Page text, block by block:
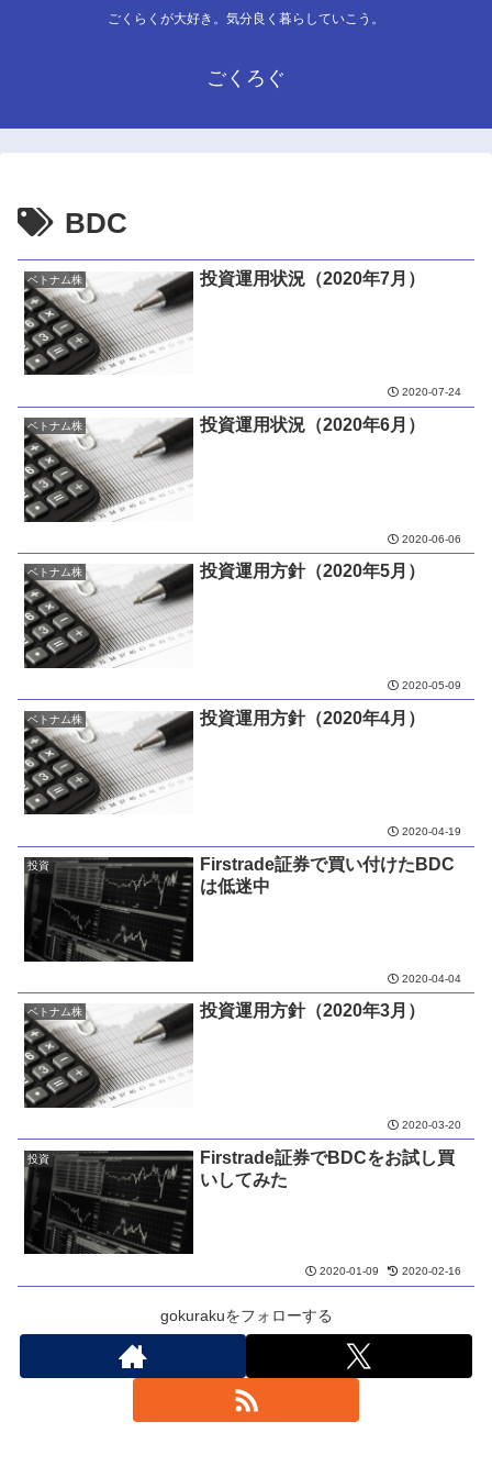
ごくらくが大好き。気分良く暮らしていこう。
ごくろぐ
BDC
ベトナム株 投資運用状況（2020年7月）
2020-07-24
ベトナム株 投資運用状況（2020年6月）
2020-06-06
ベトナム株 投資運用方針（2020年5月）
2020-05-09
ベトナム株 投資運用方針（2020年4月）
2020-04-19
投資
Firstrade証券で買い付けたBDC
は低迷中
2020-04-04
ベトナム株 投資運用方針（2020年3月）
2020-03-20
投資
Firstrade証券でBDCをお試し買
いしてみた
2020-01-09 2020-02-16
gokurakuをフォローする